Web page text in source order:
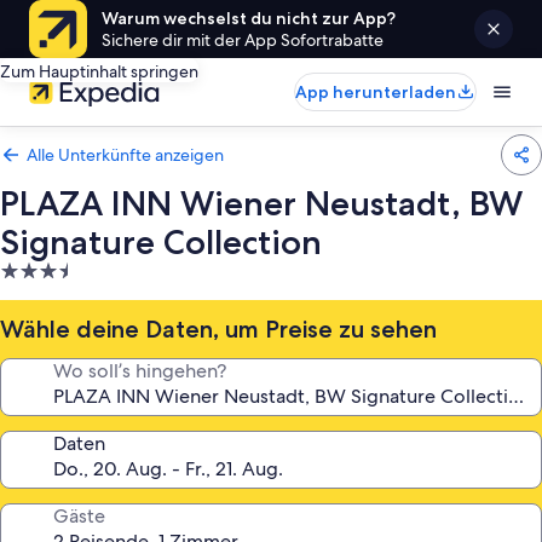
Warum wechselst du nicht zur App?
Sichere dir mit der App Sofortrabatte
Zum Hauptinhalt springen
App herunterladen
Alle Unterkünfte anzeigen
PLAZA INN Wiener Neustadt, BW
Signature Collection
3.5-
Sterne-
Unterkunft
Wähle deine Daten, um Preise zu sehen
Wo soll’s hingehen?
Daten
Gäste